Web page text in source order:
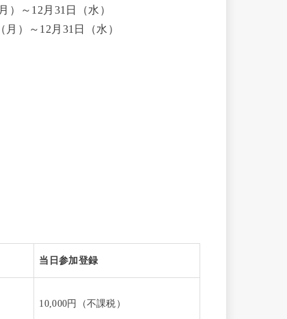
）～12月31日（水）
）～12月31日（水）
当日参加登録
10,000円（不課税）